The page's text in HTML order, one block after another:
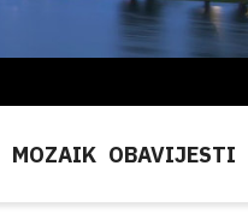
MOZAIK OBAVIJESTI